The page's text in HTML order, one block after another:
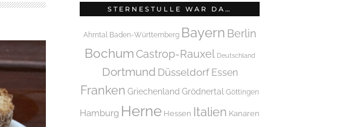
STERNESTULLE WAR DA…
Ahrntal Baden-Württemberg Bayern Berlin
Bochum Castrop-Rauxel Deutschland
Dortmund Düsseldorf Essen
Franken Griechenland Grödnertal Göttingen
Hamburg Herne Hessen Italien Kanaren